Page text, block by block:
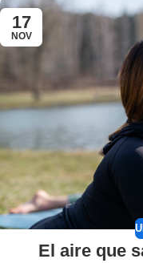
17
NOV
El aire que